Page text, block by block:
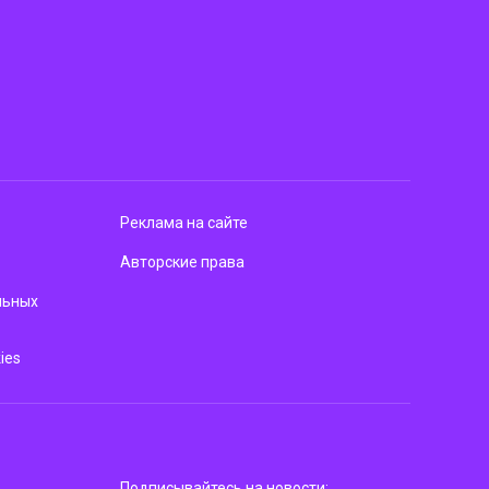
Реклама на сайте
Авторские права